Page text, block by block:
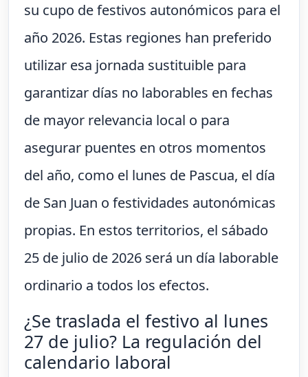
su cupo de festivos autonómicos para el
año 2026. Estas regiones han preferido
utilizar esa jornada sustituible para
garantizar días no laborables en fechas
de mayor relevancia local o para
asegurar puentes en otros momentos
del año, como el lunes de Pascua, el día
de San Juan o festividades autonómicas
propias. En estos territorios, el sábado
25 de julio de 2026 será un día laborable
ordinario a todos los efectos.
¿Se traslada el festivo al lunes
27 de julio? La regulación del
calendario laboral